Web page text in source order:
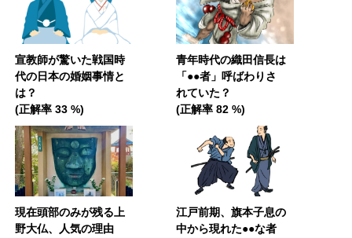
宣教師が驚いた戦国時
代の日本の婚姻事情と
は？
(正解率 33 %)
青年時代の織田信長は
「●●者」呼ばわりさ
れていた？
(正解率 82 %)
現在頭部のみが残る上
野大仏、人気の理由
江戸前期、旗本子息の
中から現れた●●な者